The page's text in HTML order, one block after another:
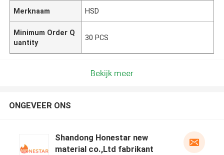
Merknaam HSD
Minimum Order Q
uantity
30 PCS
Bekijk meer
ONGEVEER ONS
Shandong Honestar new
material co.,Ltd fabrikant